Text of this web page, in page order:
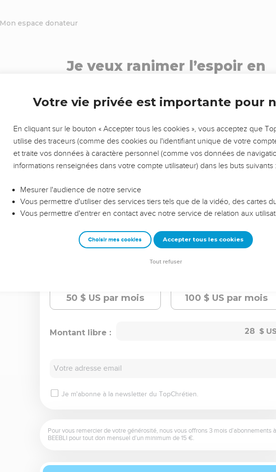
Mon espace donateur
Je veux ranimer l’espoir en
Sabrina Chabin Mary
Ponctuel Mensuel
50 $ US par mois 100 $ US par mois
Montant libre :
Votre adresse email
Je m'abonne à la newsletter du TopChrétien.
Pour vous remercier de votre générosité, nous vous offrons 3 mois d’abonnements
BEEBLI pour tout don mensuel d’un minimum de 15 €.
Votre vie privée est importante pour
En cliquant sur le bouton « Accepter tous les cookies », vous acceptez que
utilise des traceurs (comme des cookies ou l'identifiant unique de votre
et traite vos données à caractère personnel (comme vos données de
informations renseignées dans votre compte utilisateur) dans les buts suivants
Mesurer l'audience de notre service
Vous permettre d'utiliser des services tiers tels que de la vidéo, des cartes
Vous permettre d'entrer en contact avec notre service de relation aux
Choisir mes cookies Accepter tous les cookies
Tout refuser